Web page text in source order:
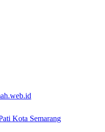
Kota Semarang